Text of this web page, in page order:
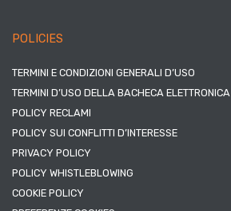
POLICIES
TERMINI E CONDIZIONI GENERALI D’USO
TERMINI D’USO DELLA BACHECA ELETTRONICA
POLICY RECLAMI
POLICY SUI CONFLITTI D’INTERESSE
PRIVACY POLICY
POLICY WHISTLEBLOWING
COOKIE POLICY